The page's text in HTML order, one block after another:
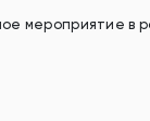
мероприятие в